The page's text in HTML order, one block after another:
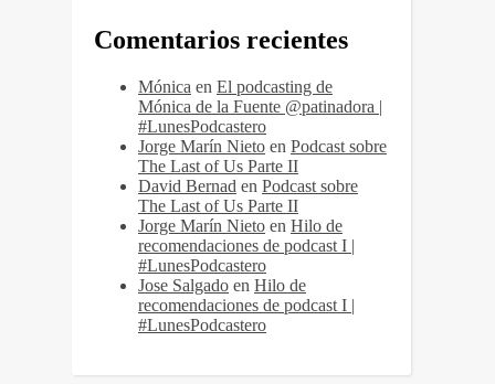
Comentarios recientes
Mónica en El podcasting de
Mónica de la Fuente @patinadora |
#LunesPodcastero
Jorge Marín Nieto en Podcast sobre
The Last of Us Parte II
David Bernad en Podcast sobre
The Last of Us Parte II
Jorge Marín Nieto en Hilo de
recomendaciones de podcast I |
#LunesPodcastero
Jose Salgado en Hilo de
recomendaciones de podcast I |
#LunesPodcastero